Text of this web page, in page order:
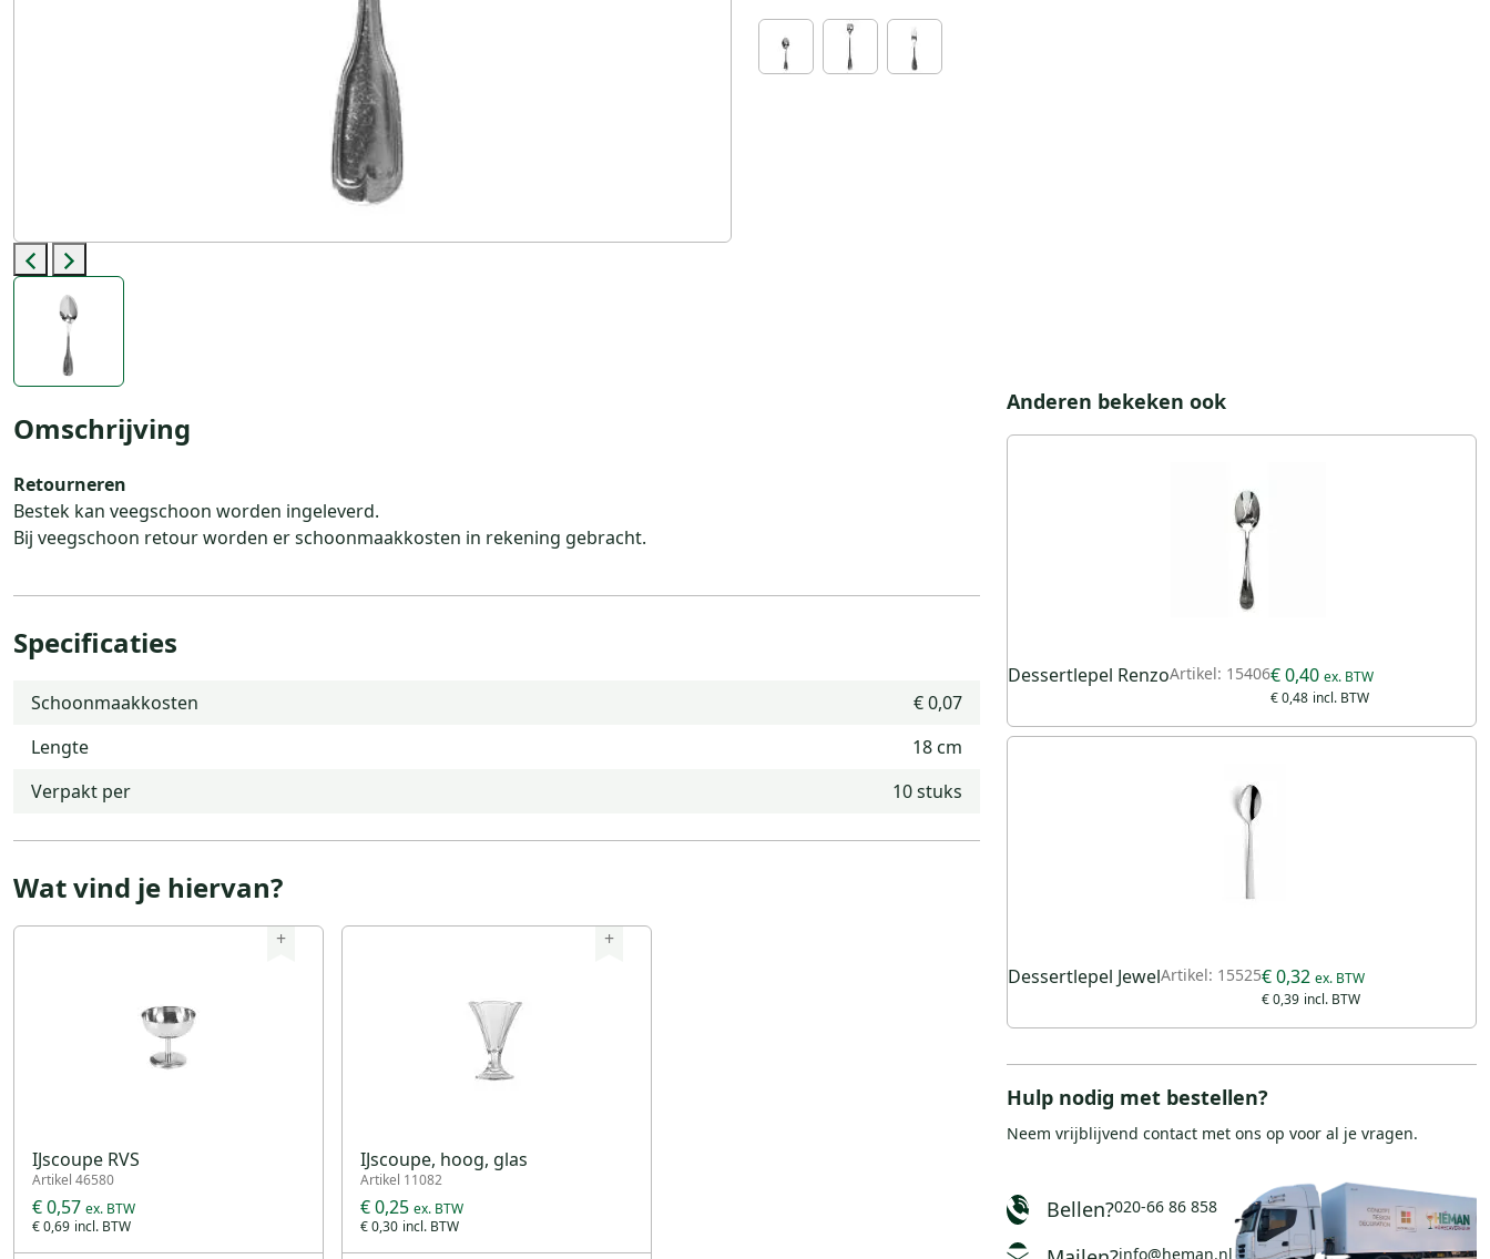
Previous
Next
Omschrijving
Retourneren
Bestek kan veegschoon worden ingeleverd.
Bij veegschoon retour worden er schoonmaakkosten in rekening gebracht.
Specificaties
Schoonmaakkosten
€ 0,07
Lengte
18 cm
Verpakt per
10 stuks
Wat vind je hiervan?
+
IJscoupe RVS
Artikel 46580
€ 0,69
€ 0,57
+
IJscoupe, hoog, glas
Artikel 11082
€ 0,30
€ 0,25
Anderen bekeken ook
Dessertlepel RenzoArtikel: 15406
€ 0,48
€ 0,40
Dessertlepel JewelArtikel: 15525
€ 0,39
€ 0,32
Hulp nodig met bestellen?
Neem vrijblijvend contact met ons op voor al je vragen.
Bellen?020-66 86 858
info@heman.nl